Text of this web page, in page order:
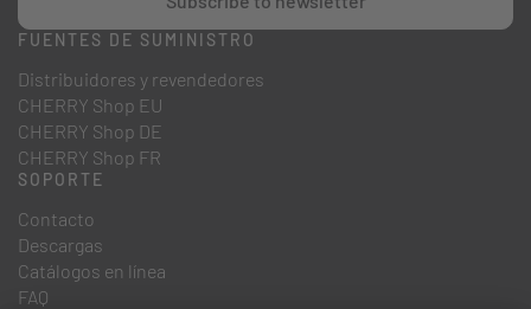
FUENTES DE SUMINISTRO
Distribuidores y revendedores
CHERRY Shop EU
CHERRY Shop DE
CHERRY Shop FR
SOPORTE
Contacto
Descargas
Catálogos en línea
FAQ